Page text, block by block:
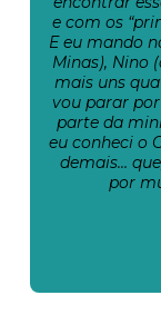
e com os
E eu mando
Minas), Nino
mais uns
vou parar por
parte da
eu conheci o
demais…
por